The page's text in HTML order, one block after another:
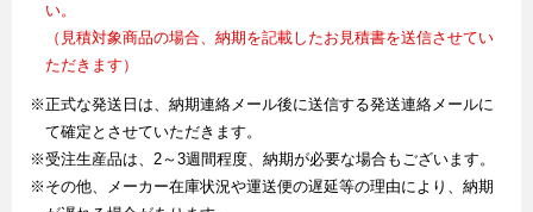
い。
（見積対象商品の場合、納期を記載したお見積書を送信させてい
ただきます）
※正式な発送日は、納期連絡メール後に送信する発送連絡メールに
て確定とさせていただきます。
※受注生産品は、2～3週間程度、納期が必要な場合もございます。
※その他、メーカー在庫状況や運送便の遅延等の理由により、納期